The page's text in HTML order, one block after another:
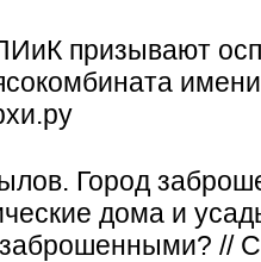
призывают
Город
дома и
заброшенными? //